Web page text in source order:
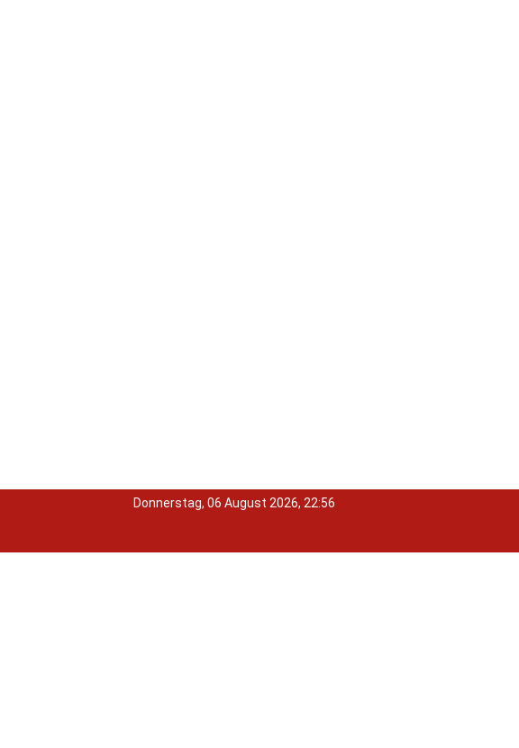
Donnerstag, 06 August 2026, 22:56